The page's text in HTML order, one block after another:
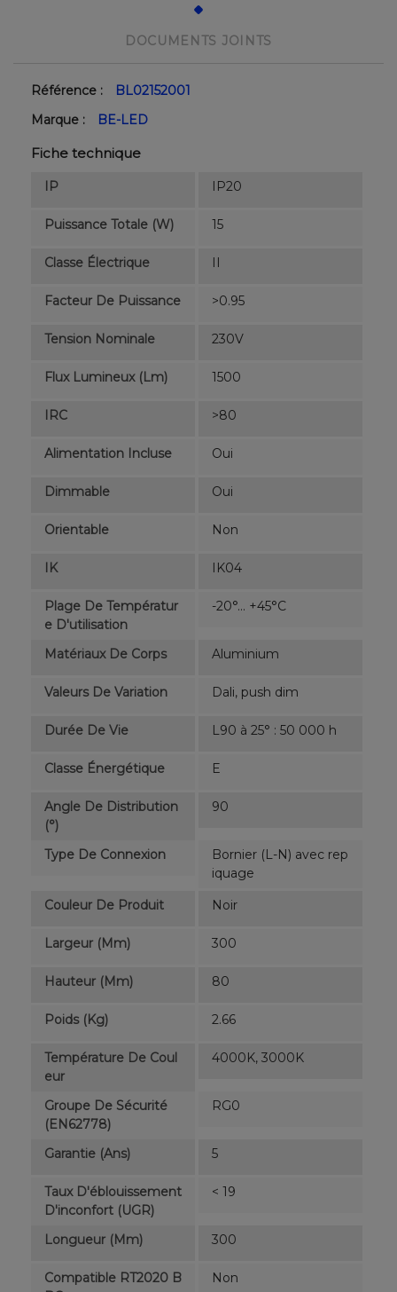
DOCUMENTS JOINTS
Référence :
BL02152001
Marque :
BE-LED
Fiche technique
IP IP20
Puissance Totale (W) 15
Classe Électrique
Facteur De Puissance >0.95
Tension Nominale 230V
Flux Lumineux (lm) 1500
IRC >80
Alimentation Incluse Oui
Dimmable Oui
Orientable Non
IK IK04
Plage De Températur
E D'utilisation
-20°... +45°C
Matériaux De Corps Aluminium
Valeurs De Variation Dali, push dim
Durée De Vie L90 à 25° : 50 000 h
Classe Énergétique E
Angle De Distribution
(°)
90
Type De Connexion
Bornier (L-N) avec rep
iquage
Couleur De Produit
Noir
Largeur (mm) 300
Hauteur (mm) 80
Poids (kg) 2.66
Température De Coul
Eur
4000K, 3000K
Groupe De Sécurité
(EN62778)
RG0
Garantie (ans) 5
Taux D'éblouissement
D'inconfort (UGR)
< 19
Longueur (mm) 300
Compatible RT2020 B
Non